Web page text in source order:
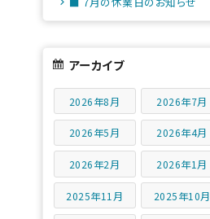
アーカイブ
2026年8月 2026年7月
2026年5月 2026年4月
2026年2月 2026年1月
2025年11月 2025年10月